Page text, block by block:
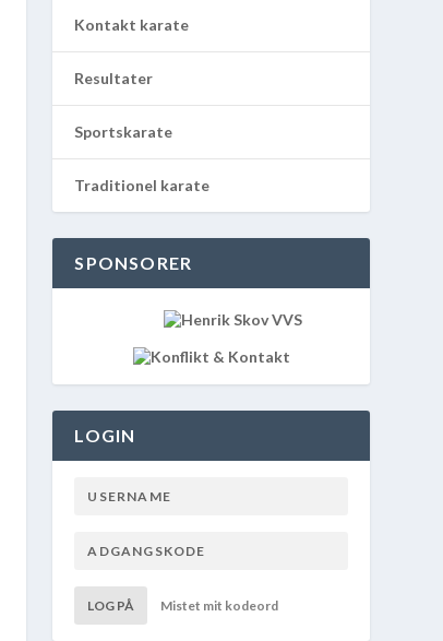
Kontakt karate
Resultater
Sportskarate
Traditionel karate
SPONSORER
LOGIN
LOG PÅ Mistet mit kodeord